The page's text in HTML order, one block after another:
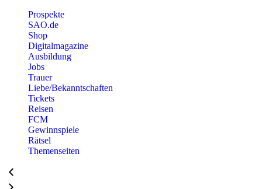
Prospekte
SAO.de
Shop
Digitalmagazine
Ausbildung
Jobs
Trauer
Liebe/Bekanntschaften
Tickets
Reisen
FCM
Gewinnspiele
Rätsel
Themenseiten